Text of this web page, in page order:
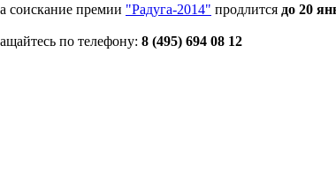
соискание премии "Радуга-2014" продлится до 20
по телефону: 8 (495) 694 08 12